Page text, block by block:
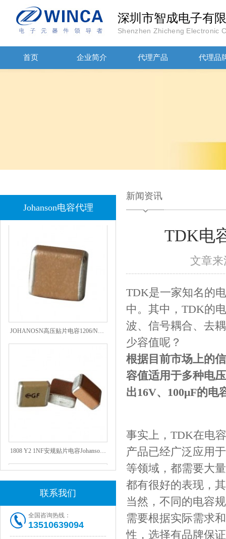
深圳市智成电子有
Shenzhen Zhicheng Electronic
首页 企业简介 代理产品 代理品
Johanson电容代理
联系我们
全国咨询热线：
13510639094
新闻资讯
TDK电
文章
TDK是一家知名的
中。其中，TDK的
波、信号耦合、去
少容值呢？
根据目前市场上的
容值适用于多种电
出16V、100μF的电
事实上，TDK在电
产品已经广泛应用
等领域，都需要大
都有很好的表现，
当然，不同的电容
需要根据实际需求
性，选择有品牌保